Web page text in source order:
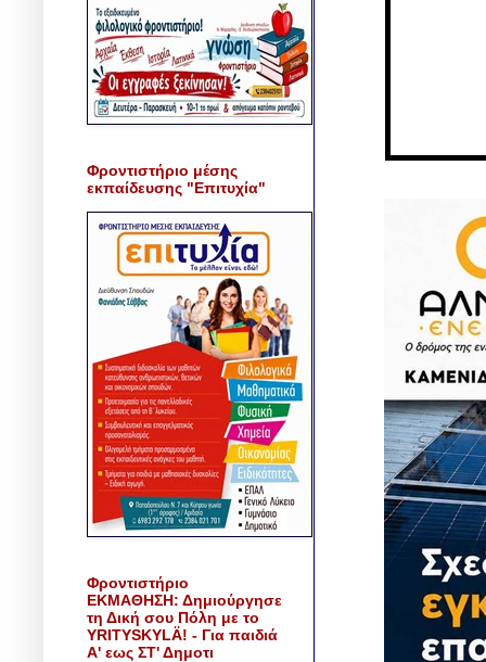
Φροντιστήριο μέσης
εκπαίδευσης "Επιτυχία"
Φροντιστήριο
ΕΚΜΑΘΗΣΗ: Δημιούργησε
τη Δική σου Πόλη με το
YRITYSKYLÄ! - Για παιδιά
Α' εως ΣΤ' Δημοτι